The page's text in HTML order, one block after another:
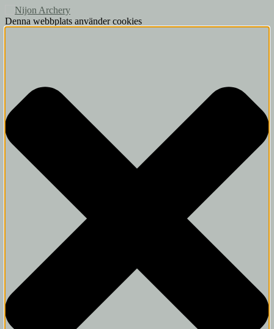
Denna webbplats använder cookies